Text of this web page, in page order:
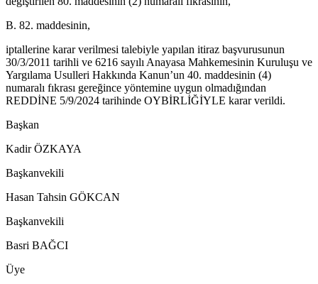
B. 82. maddesinin,
iptallerine karar verilmesi talebiyle yapılan itiraz başvurusunun
30/3/2011 tarihli ve 6216 sayılı Anayasa Mahkemesinin Kuruluşu ve
Yargılama Usulleri Hakkında Kanun’un 40. maddesinin (4)
numaralı fıkrası gereğince yöntemine uygun olmadığından
REDDİNE 5/9/2024 tarihinde OYBİRLİĞİYLE karar verildi.
Başkan
Kadir ÖZKAYA
Başkanvekili
Hasan Tahsin GÖKCAN
Başkanvekili
Basri BAĞCI
Üye